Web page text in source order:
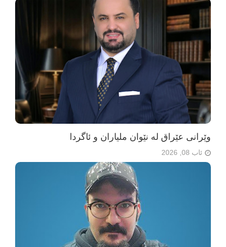
وێرانی عێراق لە نێوان ملیاران و ئاگردا
ئاب 08, 2026